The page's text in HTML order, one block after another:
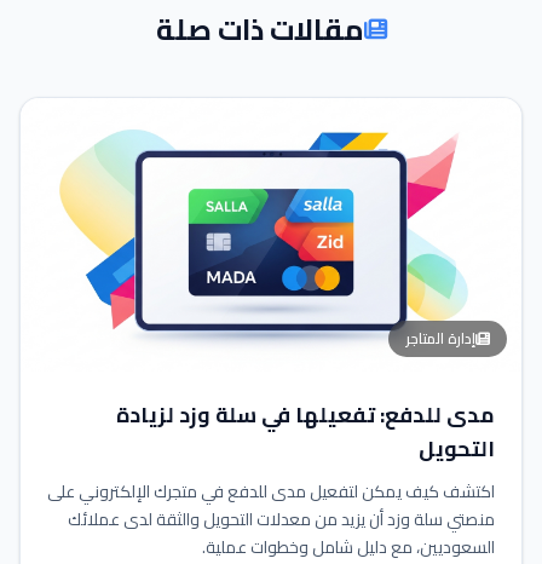
مقالات ذات صلة
إدارة المتاجر
مدى للدفع: تفعيلها في سلة وزد لزيادة
التحويل
اكتشف كيف يمكن لتفعيل مدى للدفع في متجرك الإلكتروني على
منصتي سلة وزد أن يزيد من معدلات التحويل والثقة لدى عملائك
السعوديين، مع دليل شامل وخطوات عملية.